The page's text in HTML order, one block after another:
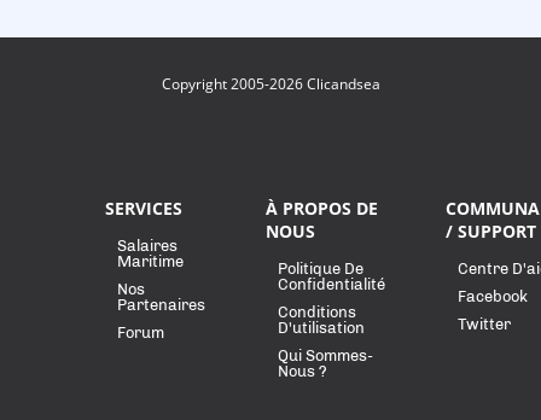
Copyright 2005-2026 Clicandsea
SERVICES
Salaires
Maritime
Nos
Partenaires
Forum
À PROPOS DE
NOUS
Politique De
Confidentialité
Conditions
D'utilisation
Qui Sommes-
Nous ?
/ SUPPORT
Centre
Facebook
Twitter